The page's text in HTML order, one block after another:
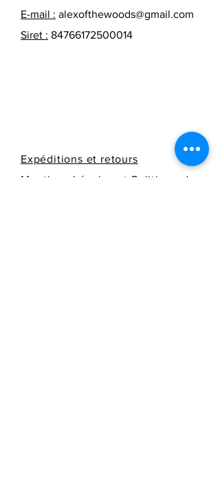
E-mail : alexofthewoods@gmail.com
Siret : 84766172500014
Expéditions et retours
Mentions Légales et Politique de